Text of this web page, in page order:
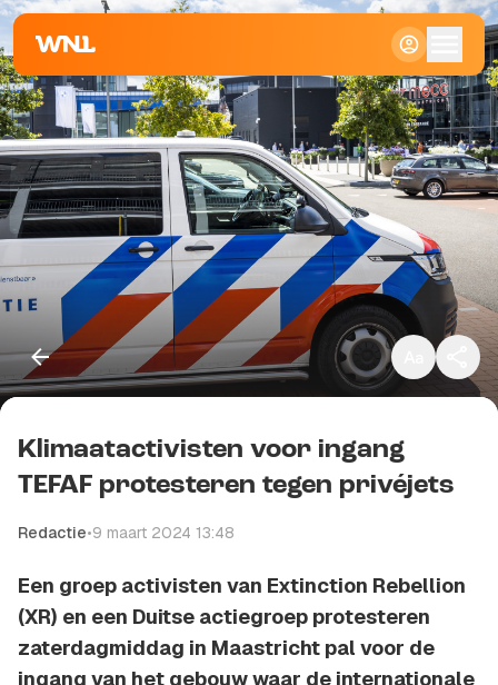
Klein
Standaard
Groot
Kopieer link
Klimaatactivisten voor ingang
TEFAF protesteren tegen privéjets
Redactie•9 maart 2024 13:48
Een groep activisten van Extinction Rebellion
(XR) en een Duitse actiegroep protesteren
zaterdagmiddag in Maastricht pal voor de
ingang van het gebouw waar de internationale